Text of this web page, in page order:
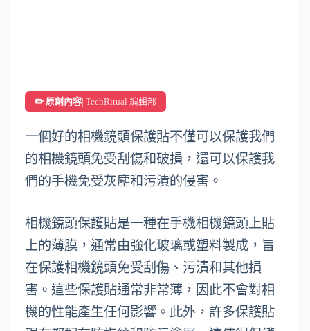
✏️ 原創內容| TechRitual 編輯部
一個好的相機鏡頭保護貼不僅可以保護我們
的相機鏡頭免受刮傷和破損，還可以保護我
們的手機免受灰塵和污漬的侵害。
相機鏡頭保護貼是一種在手機相機鏡頭上貼
上的薄膜，通常由強化玻璃或塑料製成，旨
在保護相機鏡頭免受刮傷、污漬和其他損
害。這些保護貼通常非常薄，因此不會對相
機的性能產生任何影響。此外，許多保護貼